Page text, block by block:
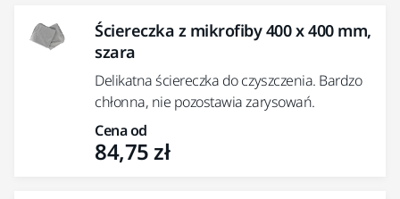
Ściereczka z mikrofiby 400 x 400 mm,
szara
Delikatna ściereczka do czyszczenia. Bardzo
chłonna, nie pozostawia zarysowań.
Cena od
84,75 zł